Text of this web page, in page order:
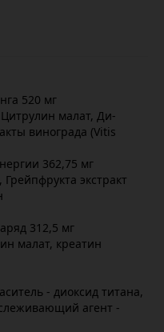
520 мг
малат, Ди-
винограда (Vitis
362,75 мг
экстракт
312,5 мг
малат, креатин
- диоксид титана,
агент -